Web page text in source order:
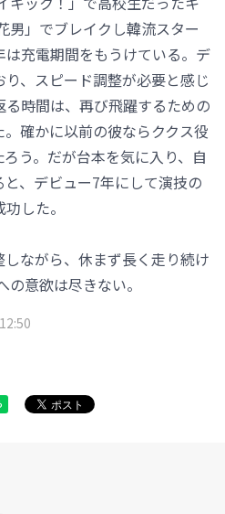
男」でブレイクし韓流スター
充電期間をもうけている。デ
、スピード調整が必要と感じ
時間は、再び飛躍するための
確かに以前の彼ならククス役
う。だが台本を気に入り、自
、デビュー7年にして演技の
した。
しながら、休まず長く走り続け
の意欲は尽きない。